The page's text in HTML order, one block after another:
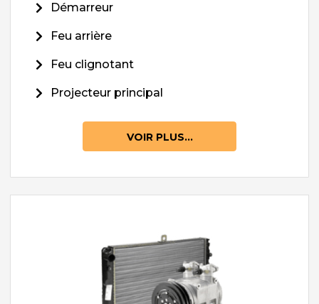
Démarreur
Feu arrière
Feu clignotant
Projecteur principal
VOIR PLUS...